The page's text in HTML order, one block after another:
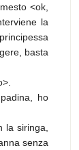
<ok,
la
basta
ho
siringa,
senza